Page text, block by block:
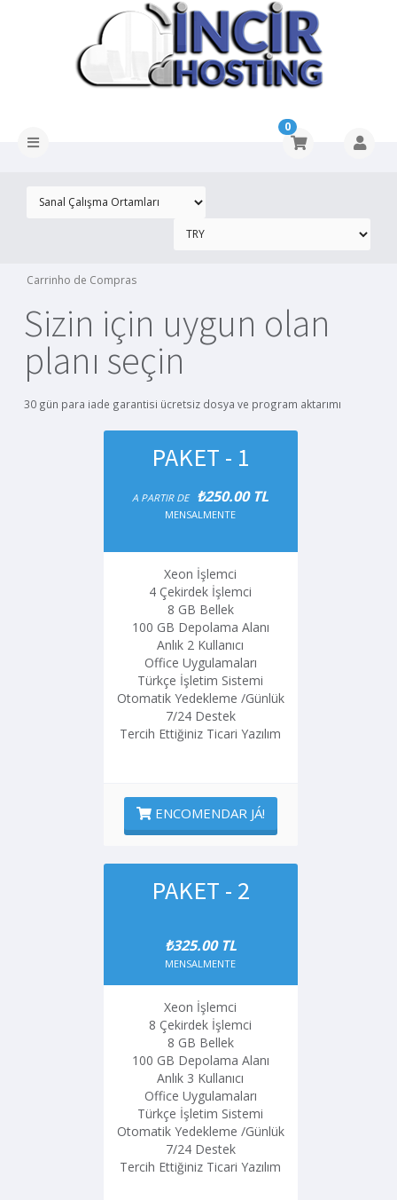
0
Carrinho de Compras
Sizin için uygun olan
planı seçin
30 gün para iade garantisi ücretsiz dosya ve program aktarımı
PAKET - 1
A PARTIR DE ₺250.00 TL
MENSALMENTE
Xeon İşlemci
4 Çekirdek İşlemci
8 GB Bellek
100 GB Depolama Alanı
Anlık 2 Kullanıcı
Office Uygulamaları
Türkçe İşletim Sistemi
Otomatik Yedekleme /Günlük
7/24 Destek
Tercih Ettiğiniz Ticari Yazılım
ENCOMENDAR JÁ!
PAKET - 2
₺325.00 TL
MENSALMENTE
Xeon İşlemci
8 Çekirdek İşlemci
8 GB Bellek
100 GB Depolama Alanı
Anlık 3 Kullanıcı
Office Uygulamaları
Türkçe İşletim Sistemi
Otomatik Yedekleme /Günlük
7/24 Destek
Tercih Ettiğiniz Ticari Yazılım